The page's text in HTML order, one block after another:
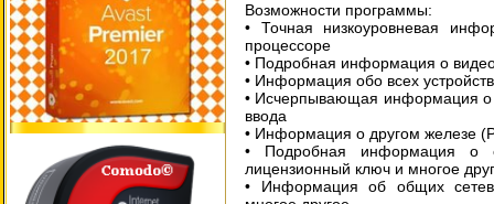
Возможности программы:
• Точная низкоуровневая
процессоре
• Подробная информация о
• Информация обо всех
• Исчерпывающая информация о
ввода
• Информация о другом железе
• Подробная информация о
лицензионный ключ и многое
• Информация об общих